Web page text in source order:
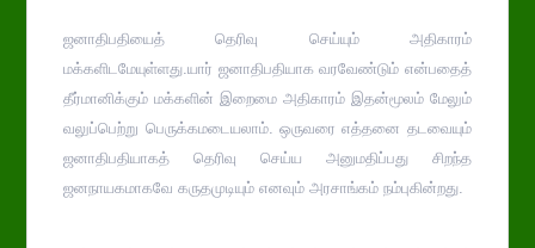
ஜனாதிபதியைத் தெரிவு செய்யும் அதிகாரம்
மக்களிடமேயுள்ளது.யார் ஜனாதிபதியாக வரவேண்டும் என்பதைத்
தீர்மானிக்கும் மக்களின் இறைமை அதிகாரம் இதன்மூலம் மேலும்
வலுப்பெற்று பெருக்கமடையலாம். ஒருவரை எத்தனை தடவையும்
ஜனாதிபதியாகத் தெரிவு செய்ய அனுமதிப்பது சிறந்த
ஜனநாயகமாகவே கருதமுடியும் எனவும் அரசாங்கம் நம்புகின்றது.